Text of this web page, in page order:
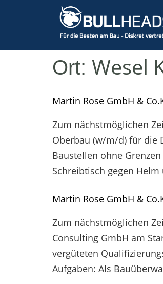
Ort: Wesel
Martin Rose GmbH &
Zum nächstmöglichen
Oberbau (w/m/d) für die
Baustellen ohne
Schreibtisch gegen
Martin Rose GmbH &
Zum nächstmöglichen
Consulting GmbH am
vergüteten
Aufgaben: Als